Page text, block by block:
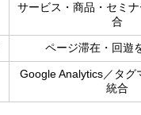
サービス・商品・セミ
合
ページ滞在・回遊
Google Analytics／タグ
統合